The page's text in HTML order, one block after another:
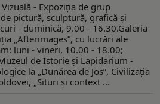
- Expoziția de grup
pictură, sculptură, grafică și
- duminică, 9.00 - 16.30.Galeria
„Afterimagesˮ, cu lucrări ale
luni - vineri, 10.00 - 18.00;
de Istorie şi Lapidarium -
la „Dunărea de Jos”, Civilizaţia
„Situri şi context ...